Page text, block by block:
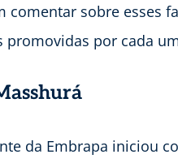
comentar sobre esses
promovidas por cada
da Embrapa iniciou